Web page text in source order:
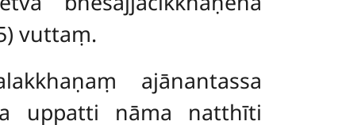
vuttaṃ.
ajānantassa
uppatti nāma natthīti